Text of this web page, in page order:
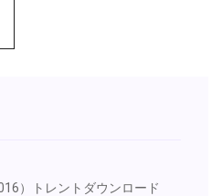
）トレントダウンロード